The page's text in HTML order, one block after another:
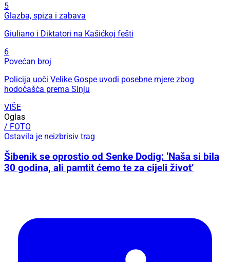
5
Glazba, spiza i zabava
Giuliano i Diktatori na Kašićkoj fešti
6
Povećan broj
Policija uoči Velike Gospe uvodi posebne mjere zbog
hodočašća prema Sinju
VIŠE
Oglas
/ FOTO
Ostavila je neizbrisiv trag
Šibenik se oprostio od Senke Dodig: ‘Naša si bila
30 godina, ali pamtit ćemo te za cijeli život’